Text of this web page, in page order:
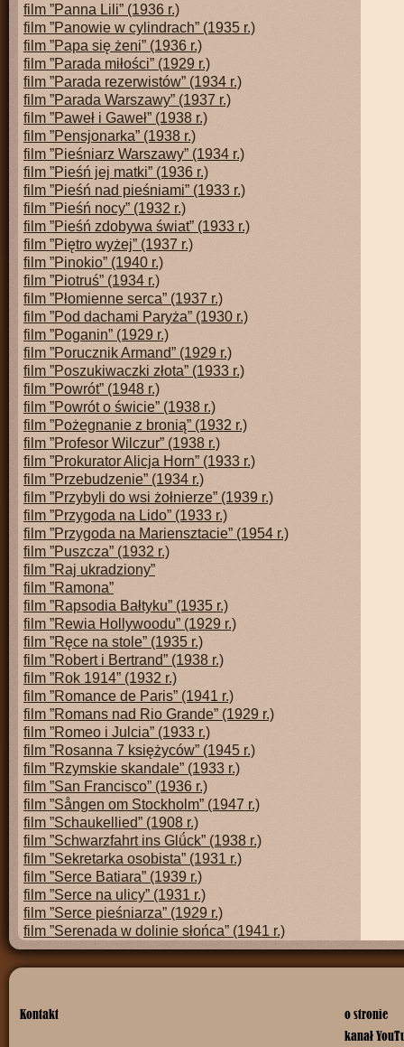
film ”Panna Lili” (1936 r.)
film ”Panowie w cylindrach” (1935 r.)
film ”Papa się żeni” (1936 r.)
film ”Parada miłości” (1929 r.)
film ”Parada rezerwistów” (1934 r.)
film ”Parada Warszawy” (1937 r.)
film ”Paweł i Gaweł” (1938 r.)
film ”Pensjonarka” (1938 r.)
film ”Pieśniarz Warszawy” (1934 r.)
film ”Pieśń jej matki” (1936 r.)
film ”Pieśń nad pieśniami” (1933 r.)
film ”Pieśń nocy” (1932 r.)
film ”Pieśń zdobywa świat” (1933 r.)
film ”Piętro wyżej” (1937 r.)
film ”Pinokio” (1940 r.)
film ”Piotruś” (1934 r.)
film ”Płomienne serca” (1937 r.)
film ”Pod dachami Paryża” (1930 r.)
film ”Poganin” (1929 r.)
film ”Porucznik Armand” (1929 r.)
film ”Poszukiwaczki złota” (1933 r.)
film ”Powrót” (1948 r.)
film ”Powrót o świcie” (1938 r.)
film ”Pożegnanie z bronią” (1932 r.)
film ”Profesor Wilczur” (1938 r.)
film ”Prokurator Alicja Horn” (1933 r.)
film ”Przebudzenie” (1934 r.)
film ”Przybyli do wsi żołnierze” (1939 r.)
film ”Przygoda na Lido” (1933 r.)
film ”Przygoda na Mariensztacie” (1954 r.)
film ”Puszcza” (1932 r.)
film ”Raj ukradziony”
film ”Ramona”
film ”Rapsodia Bałtyku” (1935 r.)
film ”Rewia Hollywoodu” (1929 r.)
film ”Ręce na stole” (1935 r.)
film ”Robert i Bertrand” (1938 r.)
film ”Rok 1914” (1932 r.)
film ”Romance de Paris” (1941 r.)
film ”Romans nad Rio Grande” (1929 r.)
film ”Romeo i Julcia” (1933 r.)
film ”Rosanna 7 księżyców” (1945 r.)
film ”Rzymskie skandale” (1933 r.)
film ”San Francisco” (1936 r.)
film ”Sången om Stockholm” (1947 r.)
film ”Schaukellied” (1908 r.)
film ”Schwarzfahrt ins Glǘck” (1938 r.)
film ”Sekretarka osobista” (1931 r.)
film ”Serce Batiara” (1939 r.)
film ”Serce na ulicy” (1931 r.)
film ”Serce pieśniarza” (1929 r.)
film ”Serenada w dolinie słońca” (1941 r.)
film ”Si tu veux” (1932 r.)
film ”Siedem policzków, siedem całusów” (1937 r.)
film ”Skarb” (1948 r.)
Kontakt
o stronie
kanał